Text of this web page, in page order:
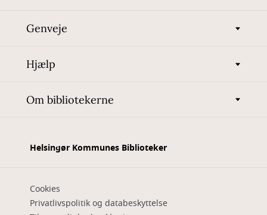
Genveje
Hjælp
Om bibliotekerne
Helsingør Kommunes Biblioteker
Cookies
Privatlivspolitik og databeskyttelse